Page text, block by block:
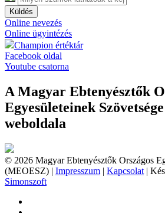
Küldés
Online nevezés
Online ügyintézés
Champion értéktár
Facebook oldal
Youtube csatorna
A Magyar Ebtenyésztők
Egyesületeinek
weboldala
© 2026 Magyar Ebtenyésztők Országos
(MEOESZ) | Impresszum | Kapcsolat |
Simonszoft